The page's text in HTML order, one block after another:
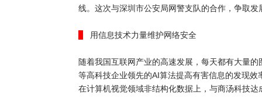
线。这次与深圳市公安局网警支队的合作，争取
用信息技术力量维护网络安全
随着我国互联网产业的高速发展，每天都有大量
等高科技企业领先的AI算法提高有害信息的发现
在计算机视觉领域非结构化数据上，与商汤科技